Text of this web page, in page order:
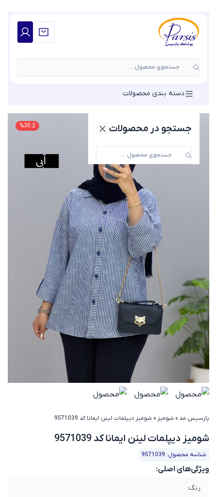
جستجوی محصول ...
جستجو در محصولات
دسته بندی محصولات
30.2
%
پارسیس مد» شومیز » شومیز دیپلمات لینن ایمانا کد 9571039
شومیز دیپلمات لینن ایمانا کد 9571039
شناسه محصول: 9571039
ویژگی‌های اصلی:
رنگ: